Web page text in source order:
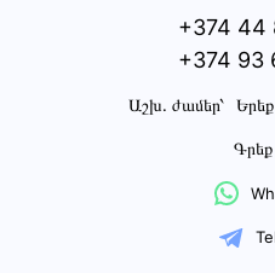
+374 44
+374 93
Աշխ․ ժամեր՝